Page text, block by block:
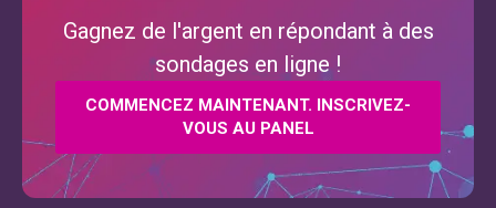
Gagnez de l'argent en répondant à des
sondages en ligne !
COMMENCEZ MAINTENANT. INSCRIVEZ-
VOUS AU PANEL